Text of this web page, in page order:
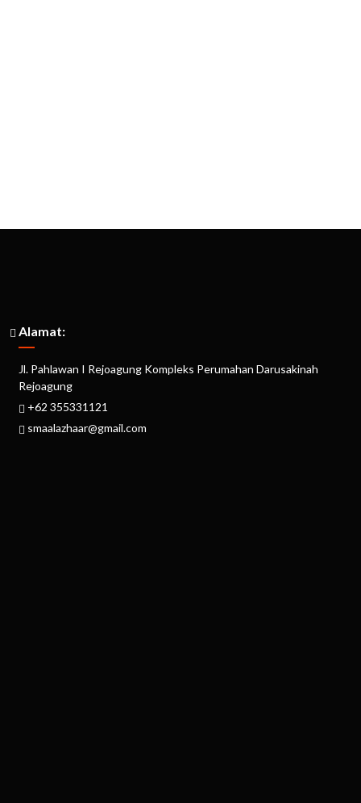
Alamat:
Jl. Pahlawan I Rejoagung Kompleks Perumahan Darusakinah
Rejoagung
+62 355331121
smaalazhaar@gmail.com